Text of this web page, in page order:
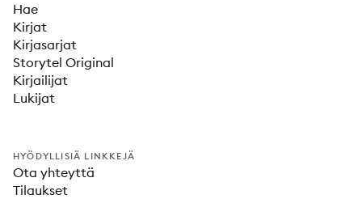
Hae
Kirjat
Kirjasarjat
Storytel Original
Kirjailijat
Lukijat
HYÖDYLLISIÄ LINKKEJÄ
Ota yhteyttä
Tilaukset